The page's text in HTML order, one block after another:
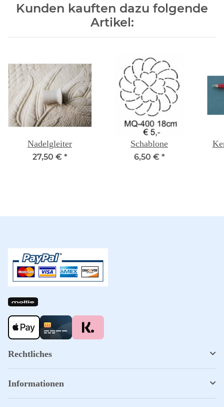
Kunden kauften dazu folgende
Artikel:
Nadelgleiter
27,50 € *
Schablone
6,50 € *
Rechtliches
Informationen